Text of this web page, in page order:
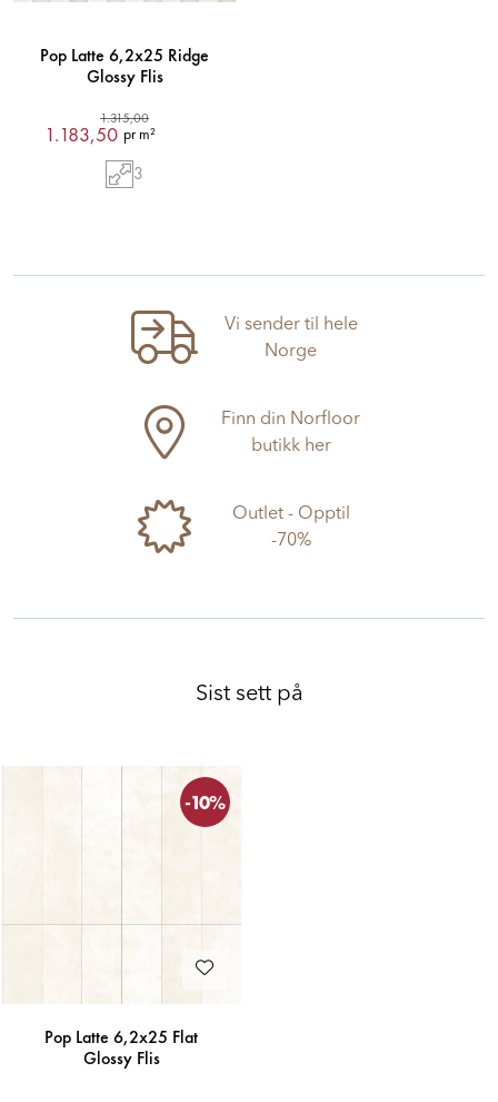
Pop Latte 6,2x25 Ridge
Glossy Flis
1.315,00
1.183,50 pr m²
3
Vi sender til hele
Norge
Finn din Norfloor
butikk her
Outlet - Opptil
-70%
Sist sett på
-10%
Pop Latte 6,2x25 Flat
Glossy Flis